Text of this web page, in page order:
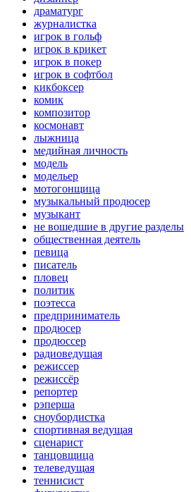
драматург
журналистка
игрок в гольф
игрок в крикет
игрок в покер
игрок в софтбол
кикбоксер
комик
композитор
космонавт
лыжница
медийная личность
модель
модельер
мотогонщица
музыкальный продюсер
музыкант
не вошедшие в другие разделы
общественная деятель
певица
писатель
пловец
политик
поэтесса
предприниматель
продюсер
продюссер
радиоведущая
режиссер
режиссёр
репортер
рэперша
сноубордистка
спортивная ведущая
сценарист
танцовщица
телеведущая
теннисист